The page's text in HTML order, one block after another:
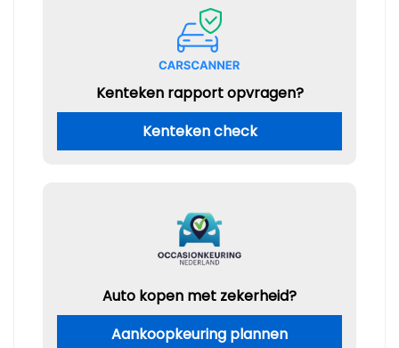
Kenteken rapport opvragen?
Kenteken check
Auto kopen met zekerheid?
Aankoopkeuring plannen